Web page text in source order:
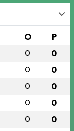
O P
0 0
0 0
0 0
0 0
0 0